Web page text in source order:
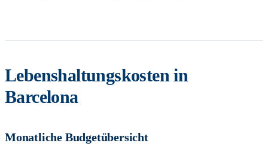
Lebenshaltungskosten in
Barcelona
Monatliche Budgetübersicht